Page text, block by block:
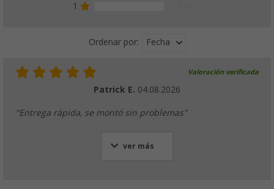
1
Ordenar por: Fecha
Valoración verificada
Patrick E. 04.08.2026
"Entrega rápida, se montó sin problemas"
ver más